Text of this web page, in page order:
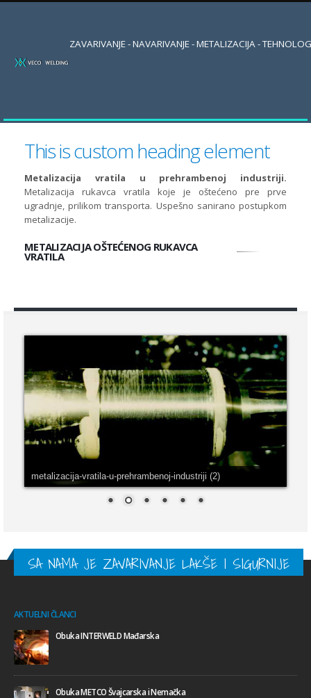
ZAVARIVANJE - NAVARIVANJE - METALIZACIJA -
This is custom heading element
Metalizacija vratila u prehrambenoj industriji.
Metalizacija rukavca vratila koje je oštećeno pre prve
ugradnje, prilikom transporta. Uspešno sanirano postupkom
metalizacije.
METALIZACIJA OŠTEĆENOG RUKAVCA
VRATILA
metalizacija-vratila-u-prehrambenoj-industriji (2)
SA NAMA JE ZAVARIVANJE LAKŠE I SIGURNIJE
AKTUELNI ČLANCI
Obuka CASTOLIN Švajcarska
Obuka COOPERHEAT Engleska